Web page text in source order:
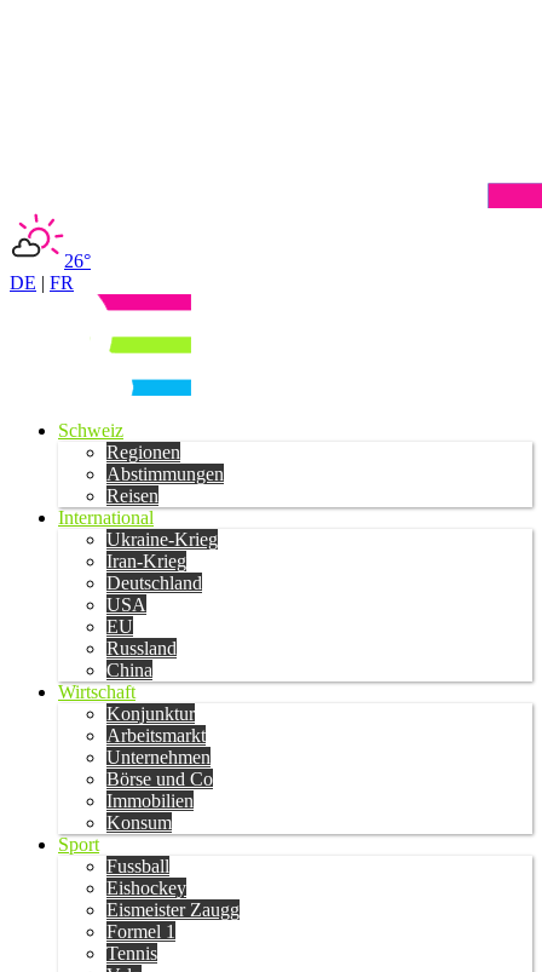
26°
DE | FR
Schweiz
Regionen
Abstimmungen
Reisen
International
Ukraine-Krieg
Iran-Krieg
Deutschland
USA
EU
Russland
China
Wirtschaft
Konjunktur
Arbeitsmarkt
Unternehmen
Börse und Co
Immobilien
Konsum
Sport
Fussball
Eishockey
Eismeister Zaugg
Formel 1
Tennis